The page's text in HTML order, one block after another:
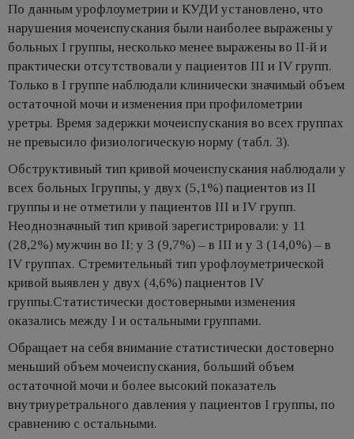
По данным урофлоуметрии и КУДИ установлено, что
нарушения мочеиспускания были наиболее выражены у
больных I группы, несколько менее выражены во II-й и
практически отсутствовали у пациентов III и IV групп.
Только в I группе наблюдали клинически значимый объем
остаточной мочи и изменения при профилометрии
уретры. Время задержки мочеиспускания во всех группах
не превысило физиологическую норму (табл. 3).
Обструктивный тип кривой мочеиспускания наблюдали у
всех больных Iгруппы, у двух (5,1%) пациентов из II
группы и не отметили у пациентов III и IV групп.
Неоднозначный тип кривой зарегистрировали: у 11
(28,2%) мужчин во II; у 3 (9,7%) – в III и у 3 (14,0%) – в
IV группах. Стремительный тип урофлоуметрической
кривой выявлен у двух (4,6%) пациентов IV
группы.Статистически достоверными изменения
оказались между I и остальными группами.
Обращает на себя внимание статистически достоверно
меньший объем мочеиспускания, больший объем
остаточной мочи и более высокий показатель
внутриуретрального давления у пациентов I группы, по
сравнению с остальными.